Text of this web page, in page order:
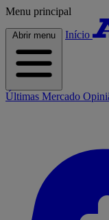
Menu principal
Abrir menu Início
Últimas Mercado